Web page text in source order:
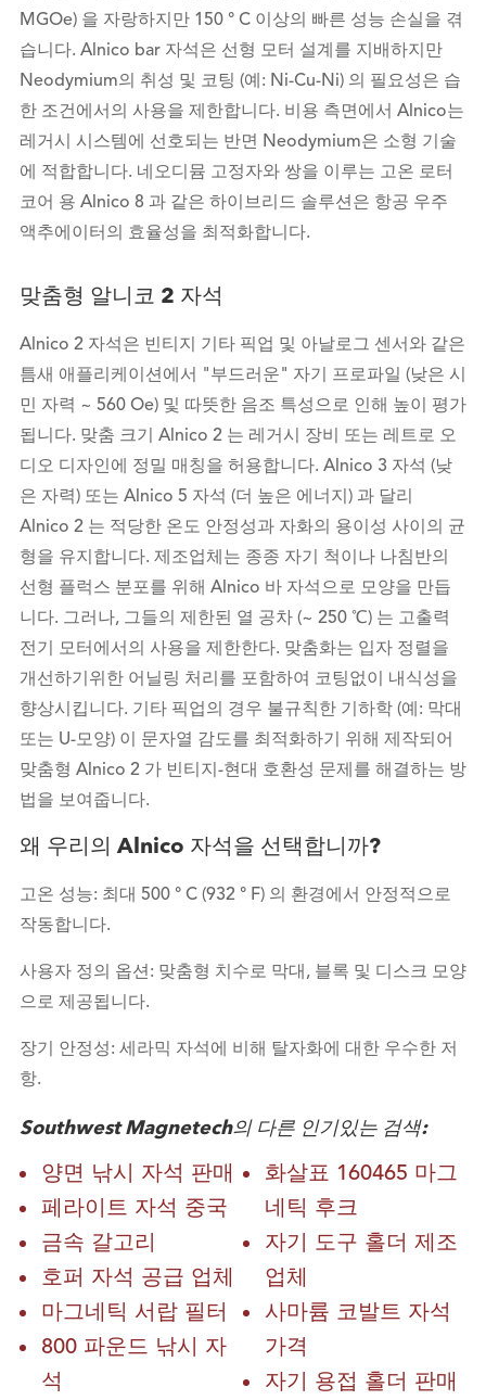
MGOe) 을 자랑하지만 150 ° C 이상의 빠른 성능 손실을 겪
습니다. Alnico bar 자석은 선형 모터 설계를 지배하지만
Neodymium의 취성 및 코팅 (예: Ni-Cu-Ni) 의 필요성은 습
한 조건에서의 사용을 제한합니다. 비용 측면에서 Alnico는
레거시 시스템에 선호되는 반면 Neodymium은 소형 기술
에 적합합니다. 네오디뮴 고정자와 쌍을 이루는 고온 로터
코어 용 Alnico 8 과 같은 하이브리드 솔루션은 항공 우주
액추에이터의 효율성을 최적화합니다.
맞춤형 알니코 2 자석
Alnico 2 자석은 빈티지 기타 픽업 및 아날로그 센서와 같은
틈새 애플리케이션에서 "부드러운" 자기 프로파일 (낮은 시
민 자력 ~ 560 Oe) 및 따뜻한 음조 특성으로 인해 높이 평가
됩니다. 맞춤 크기 Alnico 2 는 레거시 장비 또는 레트로 오
디오 디자인에 정밀 매칭을 허용합니다. Alnico 3 자석 (낮
은 자력) 또는 Alnico 5 자석 (더 높은 에너지) 과 달리
Alnico 2 는 적당한 온도 안정성과 자화의 용이성 사이의 균
형을 유지합니다. 제조업체는 종종 자기 척이나 나침반의
선형 플럭스 분포를 위해 Alnico 바 자석으로 모양을 만듭
니다. 그러나, 그들의 제한된 열 공차 (~ 250 ℃) 는 고출력
전기 모터에서의 사용을 제한한다. 맞춤화는 입자 정렬을
개선하기위한 어닐링 처리를 포함하여 코팅없이 내식성을
향상시킵니다. 기타 픽업의 경우 불규칙한 기하학 (예: 막대
또는 U-모양) 이 문자열 감도를 최적화하기 위해 제작되어
맞춤형 Alnico 2 가 빈티지-현대 호환성 문제를 해결하는 방
법을 보여줍니다.
왜 우리의 Alnico 자석을 선택합니까?
고온 성능: 최대 500 ° C (932 ° F) 의 환경에서 안정적으로
작동합니다.
사용자 정의 옵션: 맞춤형 치수로 막대, 블록 및 디스크 모양
으로 제공됩니다.
장기 안정성: 세라믹 자석에 비해 탈자화에 대한 우수한 저
항.
Southwest Magnetech의 다른 인기있는 검색:
양면 낚시 자석 판매
페라이트 자석 중국
금속 갈고리
호퍼 자석 공급 업체
마그네틱 서랍 필터
800 파운드 낚시 자
석
화살표 160465 마그
네틱 후크
자기 도구 홀더 제조
업체
사마륨 코발트 자석
가격
자기 용접 홀더 판매